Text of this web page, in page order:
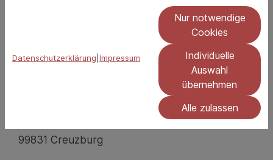
Kloster Apotheke Creuzburg
99831 Creuzburg
Datenschutzerklärung Impressum
Nur notwendige
Cookies
Individuelle
Auswahl
übernehmen
Alle zulassen